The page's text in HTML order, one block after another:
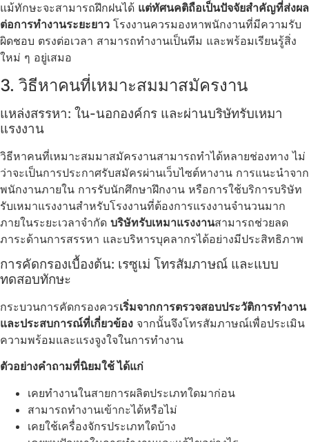
แม้ทักษะจะสามารถฝึกฝนได้ แต่ทัศนคติถือเป็นปัจจัยสำคัญที่ส่งผล
ต่อการทำงานระยะยาว โรงงานควรมองหาพนักงานที่มีความรับ
ผิดชอบ ตรงต่อเวลา สามารถทำงานเป็นทีม และพร้อมเรียนรู้สิ่ง
ใหม่ ๆ อยู่เสมอ
3. วิธีหาคนที่เหมาะสมมาสมัครงาน
แหล่งสรรหา: ใน-นอกองค์กร และผ่านบริษัทรับเหมา
แรงงาน
วิธีหาคนที่เหมาะสมมาสมัครงานสามารถทำได้หลายช่องทาง ไม่
ว่าจะเป็นการประกาศรับสมัครผ่านเว็บไซต์หางาน การแนะนำจาก
พนักงานภายใน การรับนักศึกษาฝึกงาน หรือการใช้บริการบริษัท
รับเหมาแรงงานสำหรับโรงงานที่ต้องการแรงงานจำนวนมาก
ภายในระยะเวลาจำกัด บริษัทรับเหมาแรงงานสามารถช่วยลด
ภาระด้านการสรรหา และบริหารบุคลากรได้อย่างมีประสิทธิภาพ
การคัดกรองเบื้องต้น: เรซูเม่ โทรสัมภาษณ์ และแบบ
ทดสอบทักษะ
กระบวนการคัดกรองควรเริ่มจากการตรวจสอบประวัติการทำงาน
และประสบการณ์ที่เกี่ยวข้อง จากนั้นจึงโทรสัมภาษณ์เพื่อประเมิน
ความพร้อมและแรงจูงใจในการทำงาน
ตัวอย่างคำถามที่นิยมใช้ ได้แก่
เคยทำงานในสายการผลิตประเภทใดมาก่อน
สามารถทำงานเข้ากะได้หรือไม่
เคยใช้เครื่องจักรประเภทใดบ้าง